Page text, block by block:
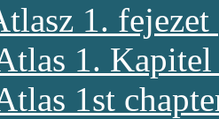
1.
1.
1st